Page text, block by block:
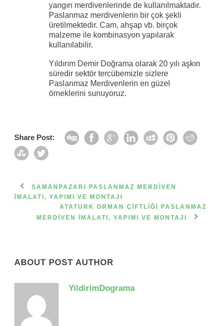
yangın merdivenlerinde de kullanılmaktadır.
Paslanmaz merdivenlerin bir çok şekli
üretilmektedir. Cam, ahşap vb. birçok
malzeme ile kombinasyon yapılarak
kullanılabilir.
Yıldırım Demir Doğrama olarak 20 yılı aşkın
süredir sektör tercübemizle sizlere
Paslanmaz Merdivenlerin en güzel
örneklerini sunuyoruz.
Share Post:
SAMANPAZARI PASLANMAZ MERDIVEN
İMALATI, YAPIMI VE MONTAJI
ATATÜRK ORMAN ÇIFTLIĞI PASLANMAZ
MERDIVEN İMALATI, YAPIMI VE MONTAJI
ABOUT POST AUTHOR
YildirimDograma